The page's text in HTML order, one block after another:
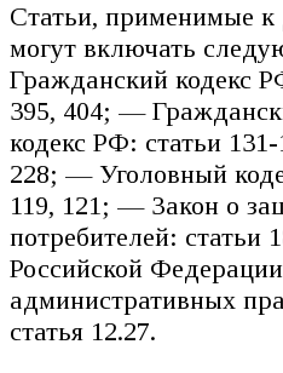
Статьи, применимые
могут включать
Гражданский кодекс
395, 404; —
кодекс РФ: статьи
228; — Уголовный
119, 121; — Закон о
потребителей: статьи
Российской
административных
статья 12.27.